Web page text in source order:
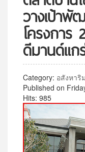
วางเป้าพั
โครงการ
ดีมานด์แก
Category: อสังหาริ
Published on
Hits: 985